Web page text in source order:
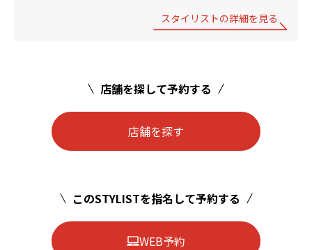
スタイリストの詳細を見る
店舗を探して予約する
店舗を探す
このSTYLISTを指名して予約する
WEB予約